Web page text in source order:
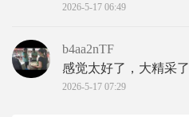
2026-5-17 06:49
b4aa2nTF
感觉太好了，大精采了
2026-5-17 07:29